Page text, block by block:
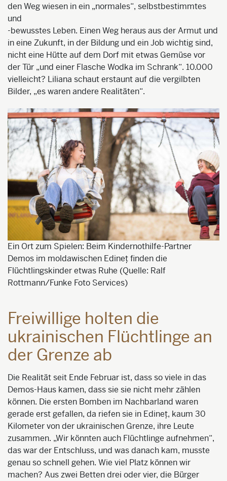
den Weg wiesen in ein „normales“, selbstbestimmtes
und
-bewusstes Leben. Einen Weg heraus aus der Armut und
in eine Zukunft, in der Bildung und ein Job wichtig sind,
nicht eine Hütte auf dem Dorf mit etwas Gemüse vor
der Tür „und einer Flasche Wodka im Schrank“. 10.000
vielleicht? Liliana schaut erstaunt auf die vergilbten
Bilder, „es waren andere Realitäten“.
Ein Ort zum Spielen: Beim Kindernothilfe-Partner
Demos im moldawischen Edineț finden die
Flüchtlingskinder etwas Ruhe (Quelle: Ralf
Rottmann/Funke Foto Services)
Freiwillige holten die
ukrainischen Flüchtlinge an
der Grenze ab
Die Realität seit Ende Februar ist, dass so viele in das
Demos-Haus kamen, dass sie sie nicht mehr zählen
können. Die ersten Bomben im Nachbarland waren
gerade erst gefallen, da riefen sie in Edineț, kaum 30
Kilometer von der ukrainischen Grenze, ihre Leute
zusammen. „Wir könnten auch Flüchtlinge aufnehmen“,
das war der Entschluss, und was danach kam, musste
genau so schnell gehen. Wie viel Platz können wir
machen? Aus zwei Betten drei oder vier, die Bürger